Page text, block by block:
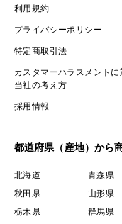
利用規約
プライバシーポリシー
特定商取引法
カスタマーハラスメントに
当社の考え方
採用情報
都道府県（産地）から
北海道 青森県
秋田県
山形県
栃木県
群馬県